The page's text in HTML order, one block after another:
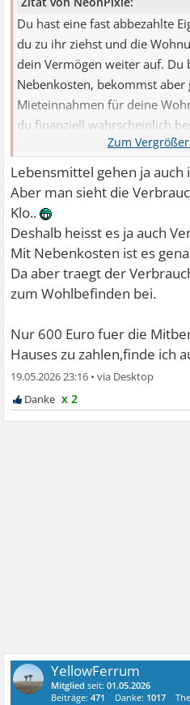
Du hast eine fast abbezahlte
du zu ihr ziehst und die
dein Vermögen weiter auf. Du
Nebenkosten, bekommst aber
Mieteinnahmen für deine
du finanziell wahrscheinlich
Lebensmittel gehen ja
Aber man sieht die
Klo..
Deshalb heisst es ja auch
Mit Nebenkosten ist es
Da aber traegt der
zum Wohlbefinden bei.
Nur 600 Euro fuer die
Hauses zu zahlen,finde ich
19.05.2026 23:16 •
x 2
YellowFerrum
Mitglied seit:01.05.2026
Beiträge:471 Danke: 1017